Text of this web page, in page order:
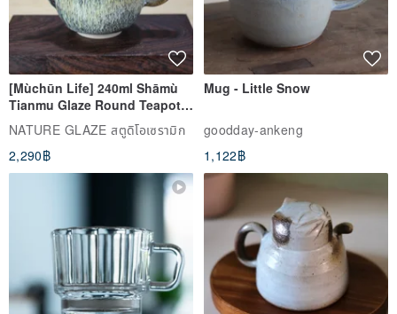
[Mùchūn Life] 240ml Shāmù
Tianmu Glaze Round Teapot
by Master Ye Minxiang
NATURE GLAZE สตูดิโอเซรามิก
2,290฿
Mug - Little Snow
goodday-ankeng
1,122฿